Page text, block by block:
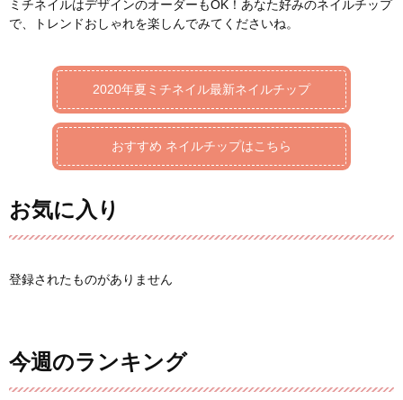
ミチネイルはデザインのオーダーもOK！あなた好みのネイルチップ
で、トレンドおしゃれを楽しんでみてくださいね。
2020年夏ミチネイル最新ネイルチップ
おすすめ ネイルチップはこちら
お気に入り
登録されたものがありません
今週のランキング